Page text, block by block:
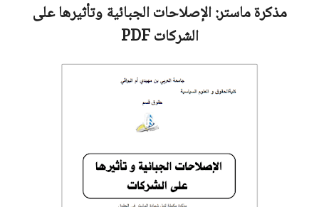
مذكرة ماستر:الإصلاحات الجبائية وتأثيرها على
الشركاتPDF